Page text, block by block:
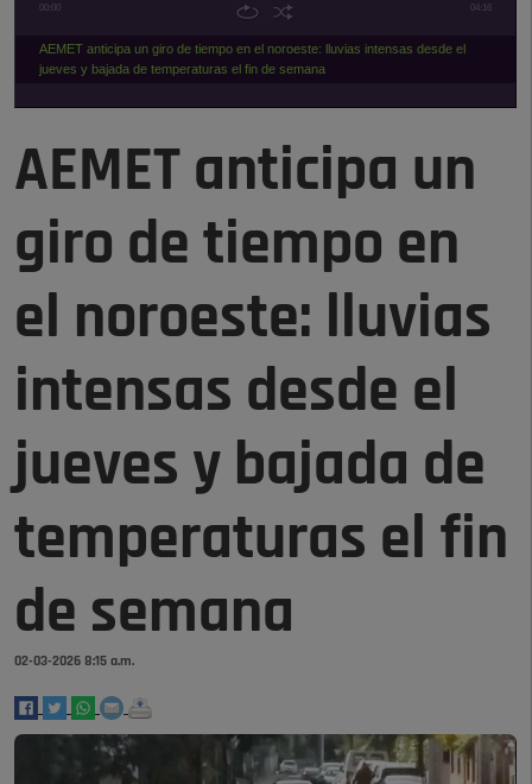
00:00 04:16
AEMET anticipa un giro de tiempo en el noroeste: lluvias intensas desde el
jueves y bajada de temperaturas el fin de semana
AEMET anticipa un
giro de tiempo en
el noroeste: lluvias
intensas desde el
jueves y bajada de
temperaturas el fin
de semana
02-03-2026 8:15 a.m.